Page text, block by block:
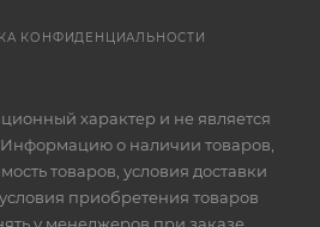
КОНФИДЕНЦИАЛЬНОСТИ
характер и не является
о наличии товаров,
товаров, условия доставки
приобретения товаров